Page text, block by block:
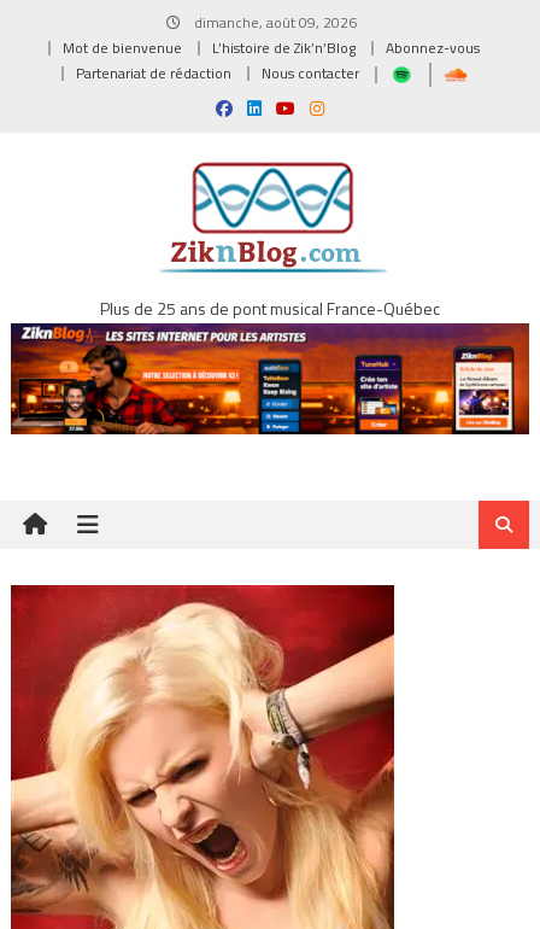
dimanche, août 09, 2026
Mot de bienvenue
L’histoire de Zik’n’Blog
Abonnez-vous
Partenariat de rédaction
Nous contacter
Plus de 25 ans de pont musical France-Québec